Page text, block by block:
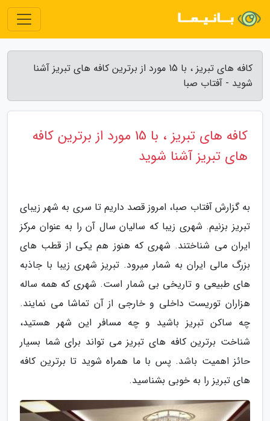
کافه های تبریز ، با 15 مورد از برترین کافه های تبریز آشنا
شوید - آفتاب صبا
کافه های تبریز ، با 15 مورد از برترین کافه
های تبریز آشنا شوید
به گزارش آفتاب صبا، امروز قصد داریم تا سری به شهر زیبای
تبریز بزنیم. شهری زیبا که سالیان سال آن را به عنوان مرکز
ایران می شناختند. شهری که هنوز هم یکی از قطب های
بزرگ مالی ایران به شمار میرود. تبریز شهری زیبا با جاذبه
های طبیعی و تاریخی بی شمار است. شهری که همه ساله
هزاران توریست داخلی و خارجی از آن تماشا می نمایند.
چه ساکن تبریز باشید و چه مسافر این شهر هستید،
شناخت برترین کافه های تبریز می تواند برای شما بسیار
حائز اهمیت باشد. پس با ما همراه شوید تا برترین کافه
های تبریز را به خوبی بشناسید.